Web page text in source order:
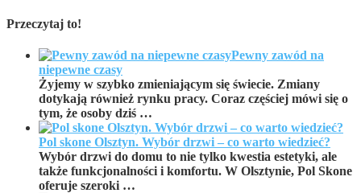
Przeczytaj to!
Pewny zawód na
niepewne czasy
Żyjemy w szybko zmieniającym się świecie. Zmiany
dotykają również rynku pracy. Coraz częściej mówi się o
tym, że osoby dziś …
Pol skone Olsztyn. Wybór drzwi – co warto wiedzieć?
Wybór drzwi do domu to nie tylko kwestia estetyki, ale
także funkcjonalności i komfortu. W Olsztynie, Pol Skone
oferuje szeroki …